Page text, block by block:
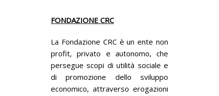
FONDAZIONE CRC
La Fondazione CRC è un ente non
profit, privato e autonomo, che
persegue scopi di utilità sociale e
di promozione dello sviluppo
economico, attraverso erogazioni